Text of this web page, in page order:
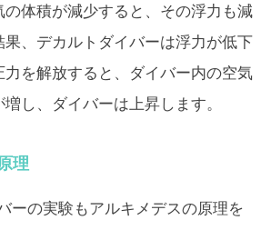
の体積が減少すると、その浮力も減
果、デカルトダイバーは浮力が低下
力を解放すると、ダイバー内の空気
し、ダイバーは上昇します。
理
ーの実験もアルキメデスの原理を